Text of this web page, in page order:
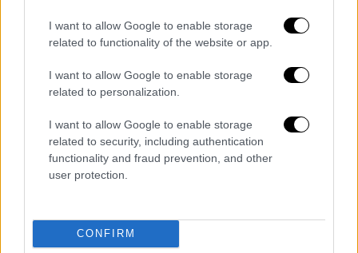
I want to allow Google to enable storage
related to functionality of the website or app.
I want to allow Google to enable storage
related to personalization.
I want to allow Google to enable storage
related to security, including authentication
functionality and fraud prevention, and other
user protection.
CONFIRM
Στη συνέχεια κλήθηκε να απαντήσει αν η
απόφαση να πλήξει τοΙράνείναι η
μεγαλύτερη που έχει λάβει ως τώρα, οΤραμπ
τόνισε πως «δεν θα μπορούσα να σας
περίπου έναν χρόνο από τώρα. Ποτέ δεν
ξέρεις για αυτές τις αποφάσεις».
Σημειώνεται ότι νωρίτερα η εκπρόσωπος
Μπρους, υπογράμμισε ότι δεν μπορεί να
κάνει εικασίες για το αν η